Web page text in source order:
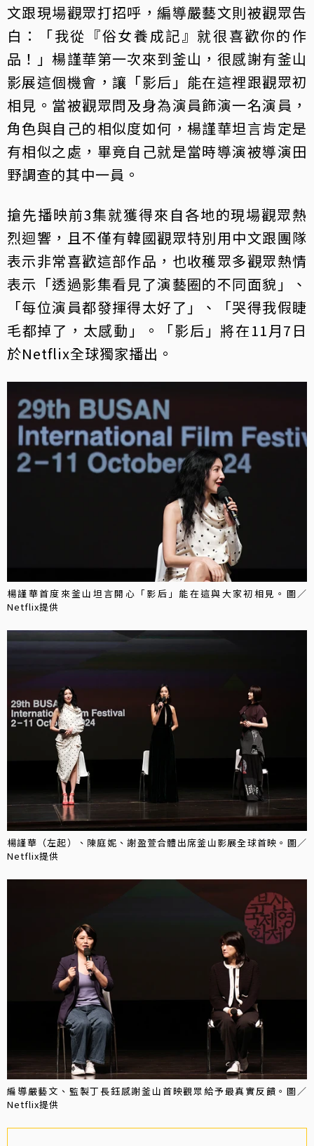
文跟現場觀眾打招呼，編導嚴藝文則被觀眾告
白：「我從『俗女養成記』就很喜歡你的作
品！」楊謹華第一次來到釜山，很感謝有釜山
影展這個機會，讓「影后」能在這裡跟觀眾初
相見。當被觀眾問及身為演員飾演一名演員，
角色與自己的相似度如何，楊謹華坦言肯定是
有相似之處，畢竟自己就是當時導演被導演田
野調查的其中一員。
搶先播映前3集就獲得來自各地的現場觀眾熱
烈迴響，且不僅有韓國觀眾特別用中文跟團隊
表示非常喜歡這部作品，也收穫眾多觀眾熱情
表示「透過影集看見了演藝圈的不同面貌」、
「每位演員都發揮得太好了」、「哭得我假睫
毛都掉了，太感動」。「影后」將在11月7日
於Netflix全球獨家播出。
楊謹華首度來釜山坦言開心「影后」能在這與大家初相見。圖／
Netflix提供
楊謹華（左起）、陳庭妮、謝盈萱合體出席釜山影展全球首映。圖／
Netflix提供
編導嚴藝文、監製丁長鈺感謝釜山首映觀眾給予最真實反饋。圖／
Netflix提供